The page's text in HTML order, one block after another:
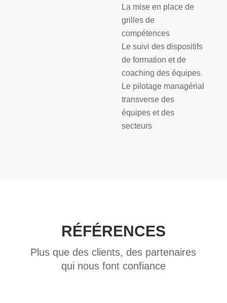
La mise en place de
grilles de
compétences
Le suivi des dispositifs
de formation et de
coaching des équipes
Le pilotage managérial
transverse des
équipes et des
secteurs
RÉFÉRENCES
Plus que des clients, des partenaires
qui nous font confiance